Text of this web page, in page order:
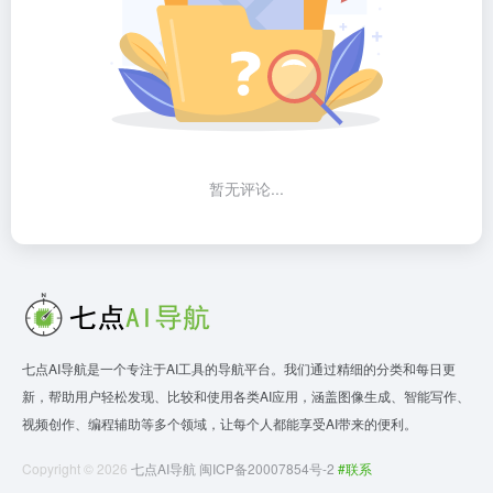
暂无评论...
七点AI导航是一个专注于AI工具的导航平台。我们通过精细的分类和每日更
新，帮助用户轻松发现、比较和使用各类AI应用，涵盖图像生成、智能写作、
视频创作、编程辅助等多个领域，让每个人都能享受AI带来的便利。
Copyright © 2026 七点AI导航 闽ICP备20007854号-2 #联系